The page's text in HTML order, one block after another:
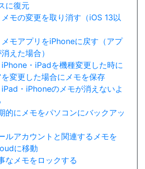
に復元
モの変更を取り消す（iOS 13以
モアプリをiPhoneに戻す（アプ
えた場合）
・iPadを機種変更した時に
変更した場合にメモを保存
・iPhoneのメモが消えないよ
的にメモをパソコンにバックアッ
ルアカウントと関連するメモを
に移動
なメモをロックする